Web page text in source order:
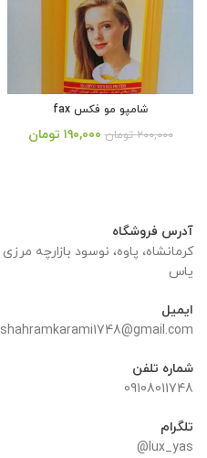
شامپو مو فکس fax
۲۰۰,۰۰۰ تومان قیمت
۱۹۰,۰۰۰ تومان
آدرس فروشگاه
یاس
ایمیل
shahramkarami1748@gmail.com
شماره تلفن
09108011748
تلگرام
lux_yas@